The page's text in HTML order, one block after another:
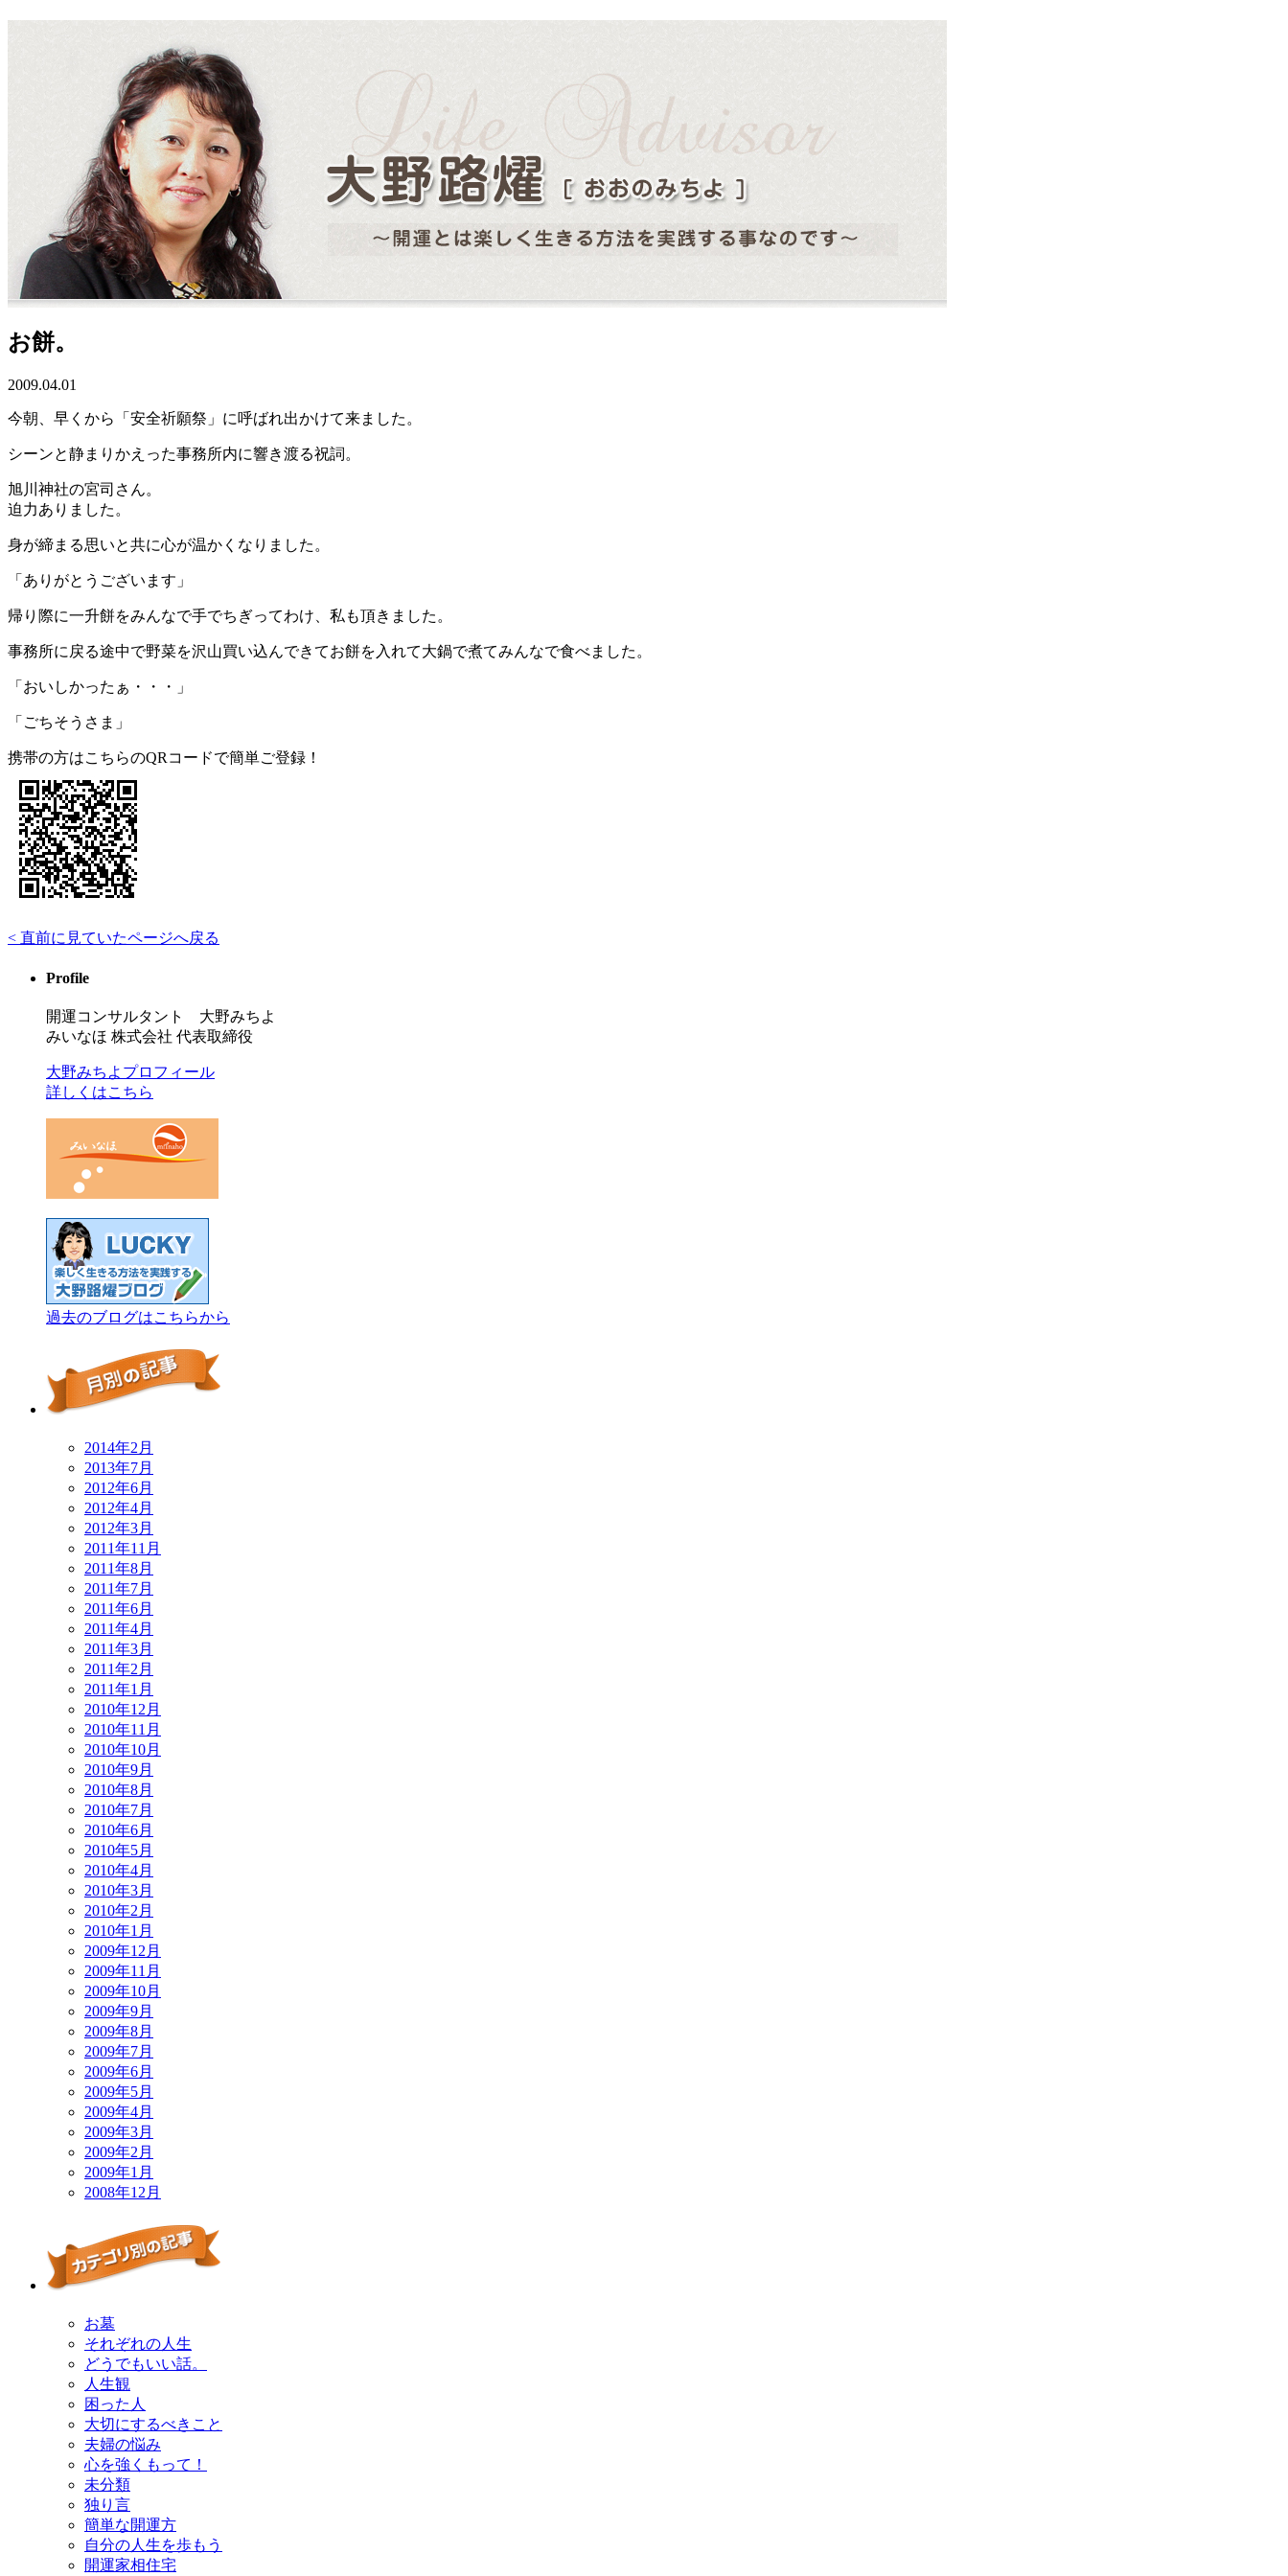
お餅。
2009.04.01
今朝、早くから「安全祈願祭」に呼ばれ出かけて来ました。
シーンと静まりかえった事務所内に響き渡る祝詞。
旭川神社の宮司さん。
迫力ありました。
身が締まる思いと共に心が温かくなりました。
「ありがとうございます」
帰り際に一升餅をみんなで手でちぎってわけ、私も頂きました。
事務所に戻る途中で野菜を沢山買い込んできてお餅を入れて大鍋で煮てみんなで食べました。
「おいしかったぁ・・・」
「ごちそうさま」
携帯の方はこちらのQRコードで簡単ご登録！
< 直前に見ていたページへ戻る
Profile
開運コンサルタント 大野みちよ
みいなほ 株式会社 代表取締役
大野みちよプロフィール
詳しくはこちら
過去のブログはこちらから
2014年2月
2013年7月
2012年6月
2012年4月
2012年3月
2011年11月
2011年8月
2011年7月
2011年6月
2011年4月
2011年3月
2011年2月
2011年1月
2010年12月
2010年11月
2010年10月
2010年9月
2010年8月
2010年7月
2010年6月
2010年5月
2010年4月
2010年3月
2010年2月
2010年1月
2009年12月
2009年11月
2009年10月
2009年9月
2009年8月
2009年7月
2009年6月
2009年5月
2009年4月
2009年3月
2009年2月
2009年1月
2008年12月
お墓
それぞれの人生
どうでもいい話。
人生観
困った人
大切にするべきこと
夫婦の悩み
心を強くもって！
未分類
独り言
簡単な開運方
自分の人生を歩もう
開運家相住宅